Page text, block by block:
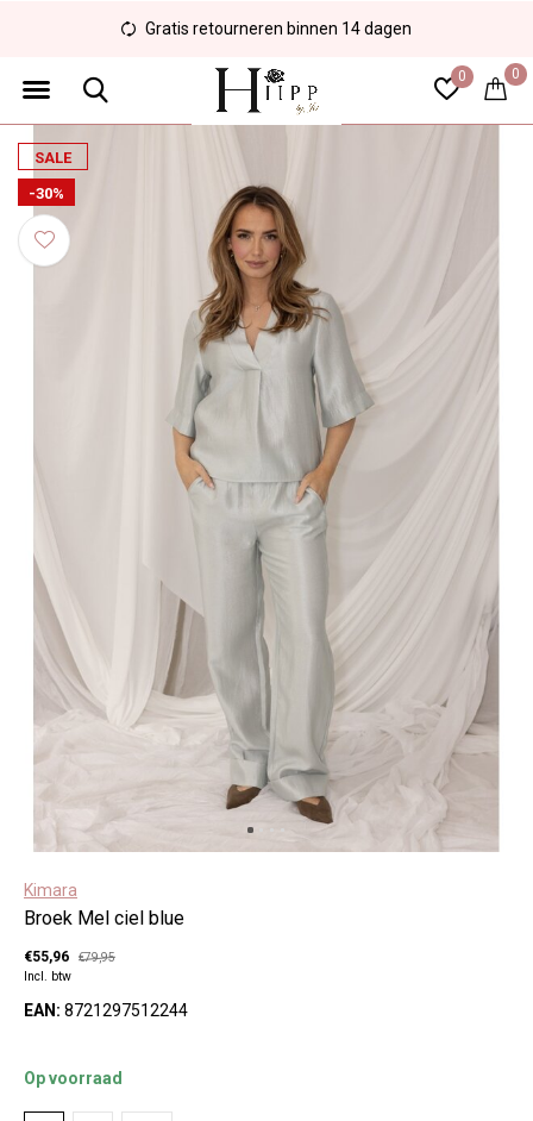
0 0
Gratis retourneren binnen 14 dagen
SALE
-30%
Kimara
Broek Mel ciel blue
€55,96
€79,95
Incl. btw
EAN: 8721297512244
Op voorraad